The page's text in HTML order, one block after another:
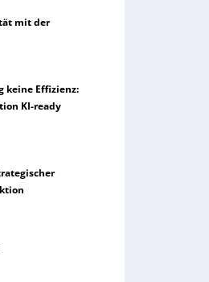
mit der
keine Effizienz:
KI-ready